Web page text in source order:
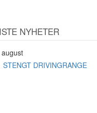
NYHETER
STENGT DRIVINGRANGE